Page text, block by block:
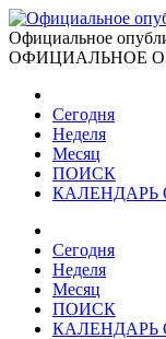
Официальное
ОФИЦИАЛЬНОЕ
Сегодня
Неделя
Месяц
ПОИСК
Сегодня
Неделя
Месяц
ПОИСК